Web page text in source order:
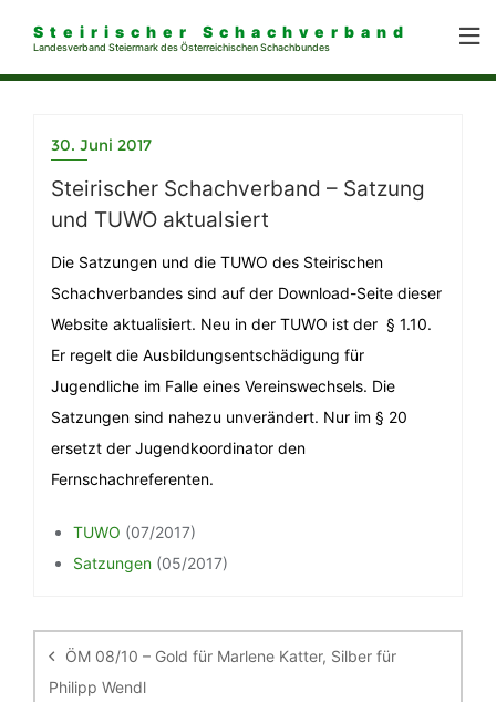
Steirischer Schachverband
Landesverband Steiermark des Österreichischen Schachbundes
30. Juni 2017
Steirischer Schachverband – Satzung
und TUWO aktualsiert
Die Satzungen und die TUWO des Steirischen
Schachverbandes sind auf der Download-Seite dieser
Website aktualisiert. Neu in der TUWO ist der § 1.10.
Er regelt die Ausbildungsentschädigung für
Jugendliche im Falle eines Vereinswechsels. Die
Satzungen sind nahezu unverändert. Nur im § 20
ersetzt der Jugendkoordinator den
Fernschachreferenten.
TUWO (07/2017)
Satzungen (05/2017)
ÖM 08/10 – Gold für Marlene Katter, Silber für
Philipp Wendl